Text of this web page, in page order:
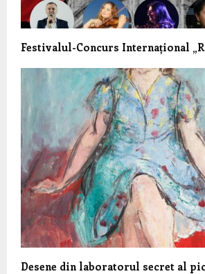
Festivalul-Concurs Internațional
Desene din laboratorul secret al